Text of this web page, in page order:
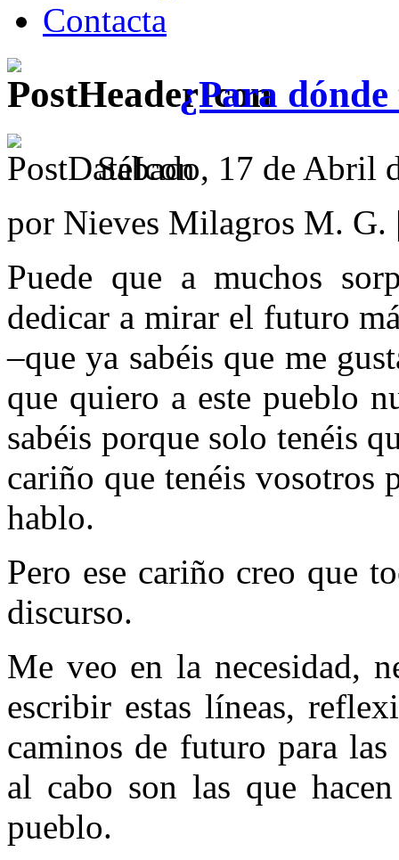
Contacta
¿Para
Sábado, 17 de Abril
por Nieves Milagros M.
Puede que a muchos
dedicar a mirar el futuro
–que ya sabéis que me
que quiero a este pueblo
sabéis porque solo tenéis
cariño que tenéis vosotros
hablo.
Pero ese cariño creo que
discurso.
Me veo en la necesidad,
escribir estas líneas,
caminos de futuro para
al cabo son las que
pueblo.